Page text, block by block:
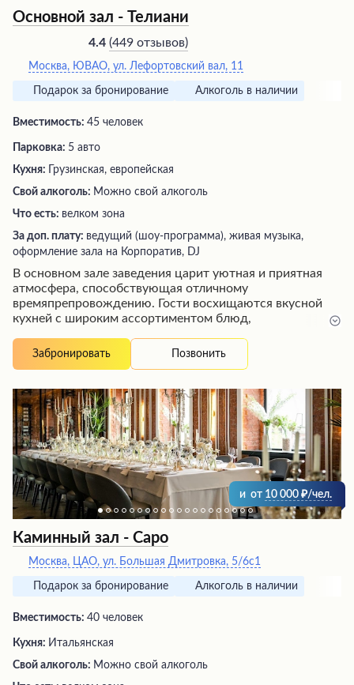
Основной зал - Телиани
4.4 (449 отзывов)
Москва, ЮВАО, ул. Лефортовский вал, 11
Подарок за бронирование Алкоголь в наличии
Вместимость: 45 человек
Парковка: 5 авто
Кухня:
Грузинская, европейская
Свой алкоголь: Можно свой алкоголь
Что есть: велком зона
За доп. плату: ведущий (шоу-программа), живая музыка,
оформление зала на Корпоратив, DJ
В основном зале заведения царит уютная и приятная
атмосфера, способствующая отличному
времяпрепровождению. Гости восхищаются вкусной
кухней с широким ассортиментом блюд,
отличается высоким качеством и вежливостью
персонала. Интерьер выполнен со вкусом, создавая
рекомендуют это заведение для празднования особых
событий и обязательно планируют вернуться сюда
снова.
Забронировать Позвонить
и от 10 000 /чел.
Каминный зал - Capo
Москва, ЦАО, ул. Большая Дмитровка, 5/6с1
Подарок за бронирование Алкоголь в наличии
Вместимость: 40 человек
Кухня: Итальянская
Свой алкоголь: Можно свой алкоголь